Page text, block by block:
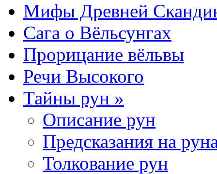
Мифы Древней
Сага о Вёльсунгах
Прорицание вёльвы
Речи Высокого
Тайны рун »
Описание рун
Предсказания на
Толкование рун